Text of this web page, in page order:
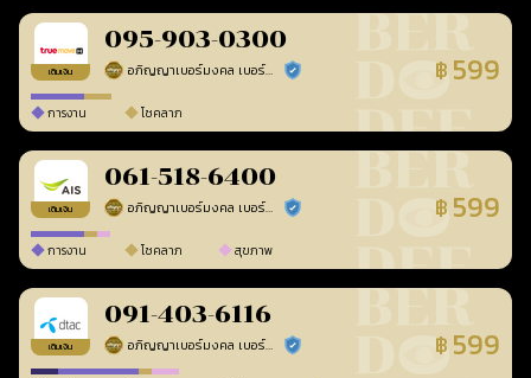
เติมเงิน
095-903-0300
อภิญญาเบอร์มงคล เบอร์สวยเลขศาสตร์ ร้านยืนยันแล้ว ฿ 599
การงาน โชคลาภ
เติมเงิน
061-518-6400
อภิญญาเบอร์มงคล เบอร์สวยเลขศาสตร์ ร้านยืนยันแล้ว ฿ 599
การงาน โชคลาภ สุขภาพ
เติมเงิน
091-403-6116
อภิญญาเบอร์มงคล เบอร์สวยเลขศาสตร์ ร้านยืนยันแล้ว ฿ 599